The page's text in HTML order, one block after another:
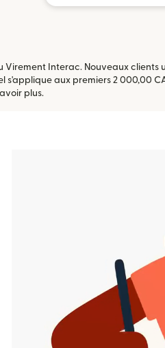
Interac. Nouveaux clients
aux premiers 2 000,00
plus.